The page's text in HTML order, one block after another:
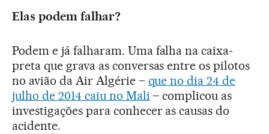
Elas podem falhar?
Podem e já falharam. Uma falha na caixa-
preta que grava as conversas entre os pilotos
no avião da Air Algérie – que no dia 24 de
julho de 2014 caiu no Mali – complicou as
investigações para conhecer as causas do
acidente.